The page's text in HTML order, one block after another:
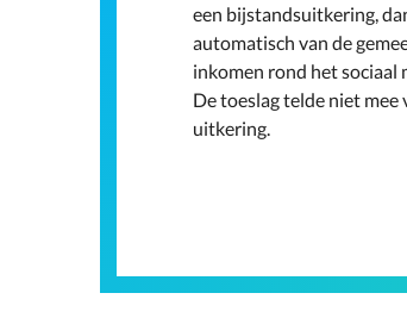
een bijstandsuitkering,
automatisch van de
inkomen rond het sociaal
De toeslag telde niet mee
uitkering.